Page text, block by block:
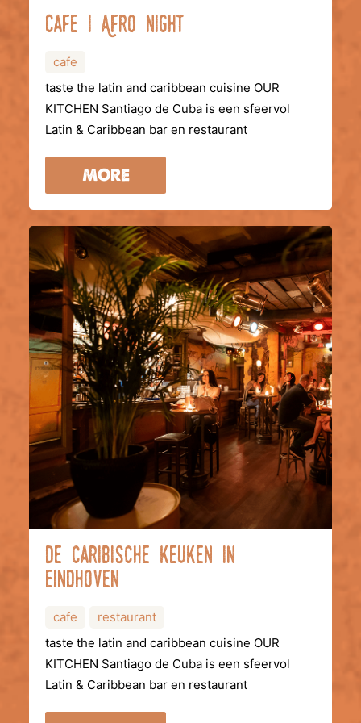
Cafe i Afro night
cafe
taste the latin and caribbean cuisine OUR
KITCHEN Santiago de Cuba is een sfeervol
Latin & Caribbean bar en restaurant
MORE
De caribische keuken in
eindhoven
cafe
restaurant
taste the latin and caribbean cuisine OUR
KITCHEN Santiago de Cuba is een sfeervol
Latin & Caribbean bar en restaurant